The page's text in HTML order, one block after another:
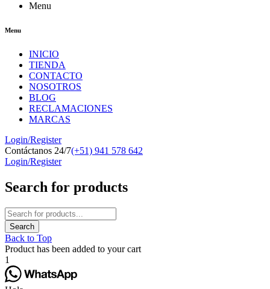
Menu
Menu
INICIO
TIENDA
CONTACTO
NOSOTROS
BLOG
RECLAMACIONES
MARCAS
Login/Register
Contáctanos 24/7(+51) 941 578 642
Login/Register
Search for products
Back to Top
Product has been added to your cart
1